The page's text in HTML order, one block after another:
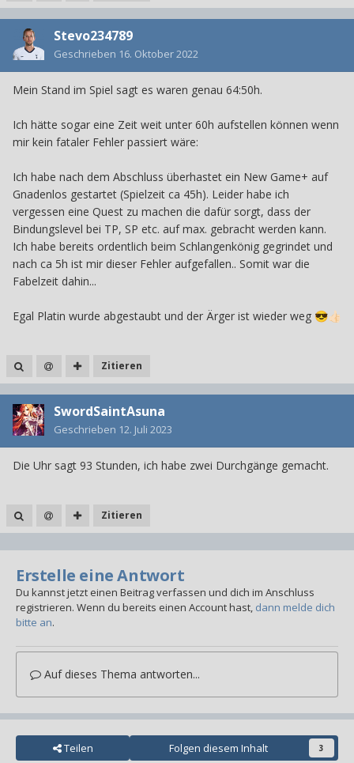
Stevo234789
Geschrieben 16. Oktober 2022
Mein Stand im Spiel sagt es waren genau 64:50h.
Ich hätte sogar eine Zeit weit unter 60h aufstellen können wenn
mir kein fataler Fehler passiert wäre:
Ich habe nach dem Abschluss überhastet ein New Game+ auf
Gnadenlos gestartet (Spielzeit ca 45h). Leider habe ich
vergessen eine Quest zu machen die dafür sorgt, dass der
Bindungslevel bei TP, SP etc. auf max. gebracht werden kann.
Ich habe bereits ordentlich beim Schlangenkönig gegrindet und
nach ca 5h ist mir dieser Fehler aufgefallen.. Somit war die
Fabelzeit dahin...
Egal Platin wurde abgestaubt und der Ärger ist wieder weg 😎👍🏻
Zitieren
SwordSaintAsuna
Geschrieben 12. Juli 2023
Die Uhr sagt 93 Stunden, ich habe zwei Durchgänge gemacht.
Zitieren
Erstelle eine Antwort
Du kannst jetzt einen Beitrag verfassen und dich im Anschluss
registrieren. Wenn du bereits einen Account hast, dann melde dich
bitte an.
Auf dieses Thema antworten...
Teilen Folgen diesem Inhalt 3